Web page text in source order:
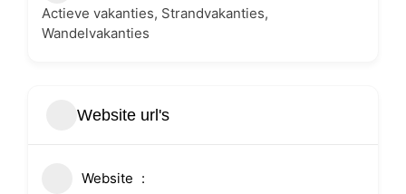
Actieve vakanties, Strandvakanties,
Wandelvakanties
Website url's
Website